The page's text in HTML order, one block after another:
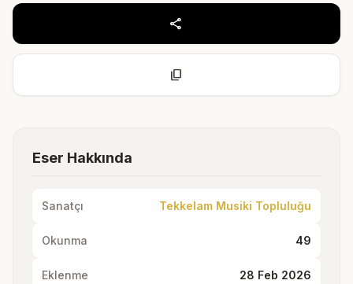
share
content_copy
Eser Hakkında
Sanatçı Tekkelam Musiki Topluluğu
Okunma 49
Eklenme 28 Feb 2026